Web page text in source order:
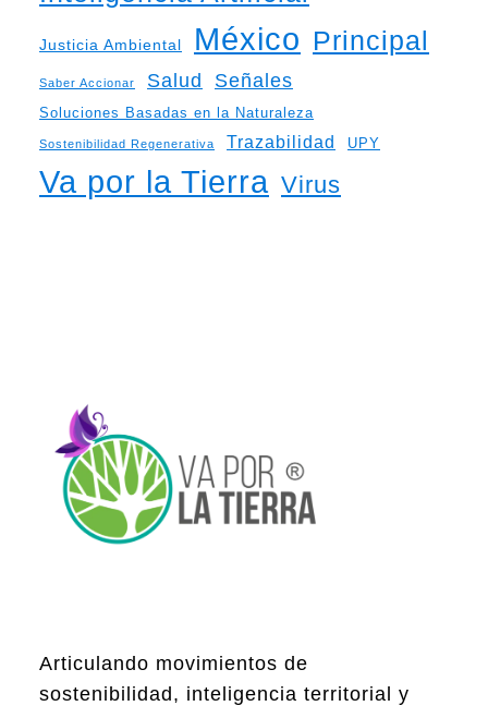
Justicia Ambiental México Principal
Saber Accionar Salud Señales
Soluciones Basadas en la Naturaleza
Sostenibilidad Regenerativa Trazabilidad UPY
Va por la Tierra Virus
Articulando movimientos de
sostenibilidad, inteligencia territorial y